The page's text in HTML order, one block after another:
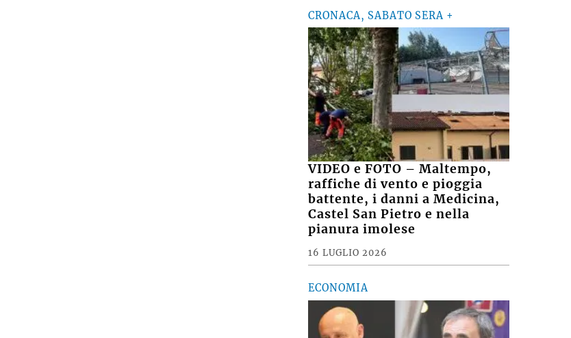
CRONACA, SABATO SERA +
VIDEO e FOTO – Maltempo,
raffiche di vento e pioggia
battente, i danni a Medicina,
Castel San Pietro e nella
pianura imolese
16 LUGLIO 2026
ECONOMIA